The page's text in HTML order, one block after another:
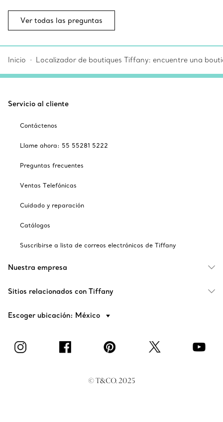
Ver todas las preguntas
Inicio Localizador de boutiques Tiffany: encuentre una
Servicio al cliente
Contáctenos
Llame ahora: 55 55281 5222
Preguntas frecuentes
Ventas Telefónicas
Cuidado y reparación
Catálogos
Suscribirse a lista de correos electrónicos de Tiffany
Nuestra empresa
Sitios relacionados con Tiffany
Escoger ubicación: México
© T&CO. 2025